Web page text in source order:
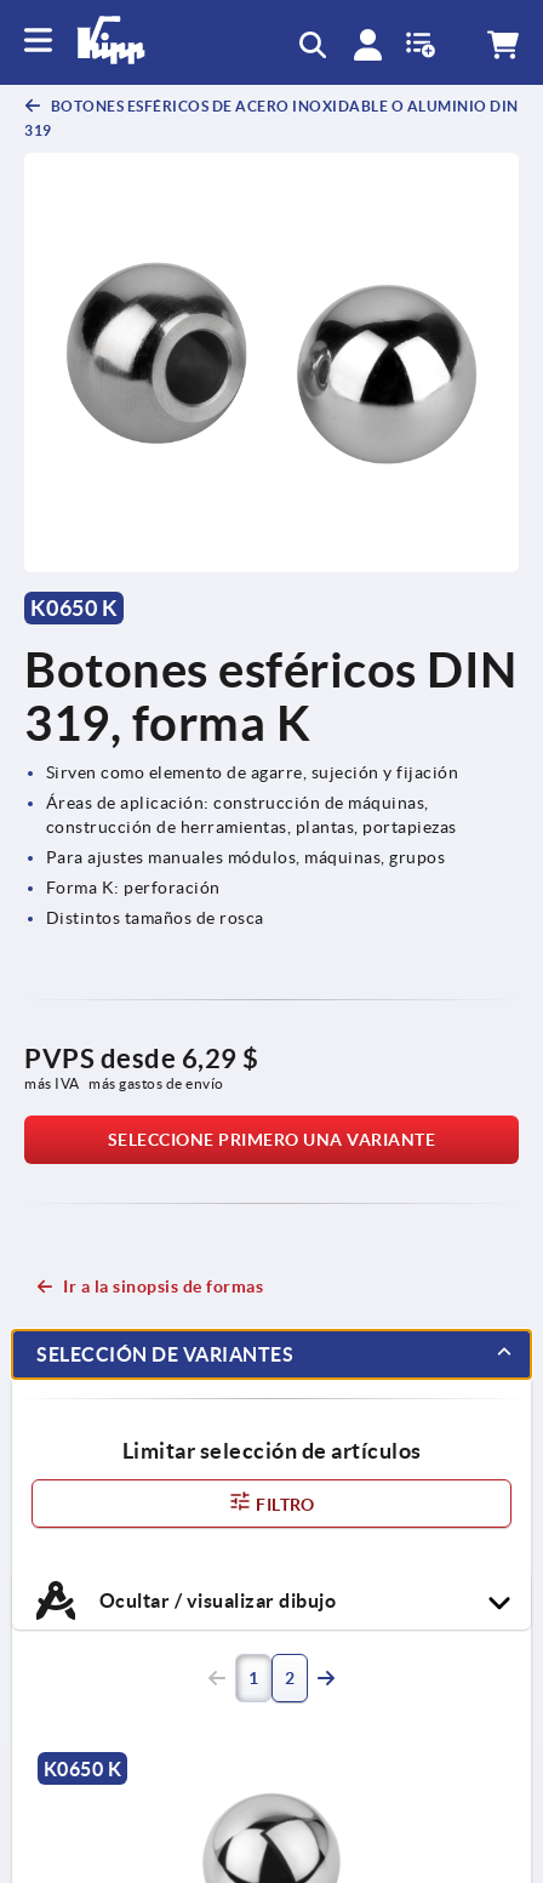
BOTONES ESFÉRICOS DE ACERO INOXIDABLE O ALUMINIO DIN
319
K0650 K
Botones esféricos DIN
319, forma K
Sirven como elemento de agarre, sujeción y fijación
Áreas de aplicación: construcción de máquinas,
construcción de herramientas, plantas, portapiezas
Para ajustes manuales módulos, máquinas, grupos
Forma K: perforación
Distintos tamaños de rosca
PVPS desde 6,29 $
más IVA más gastos de envío
SELECCIONE PRIMERO UNA VARIANTE
Ir a la sinopsis de formas
SELECCIÓN DE VARIANTES
Limitar selección de artículos
FILTRO
Ocultar / visualizar dibujo
1 2
K0650 K